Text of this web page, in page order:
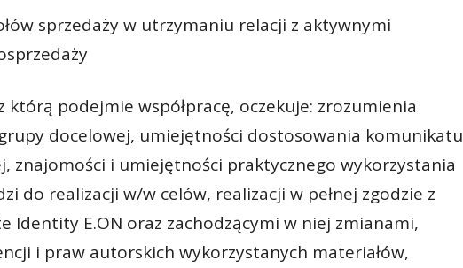
sprzedaży w utrzymaniu relacji z aktywnymi
którą podejmie współpracę, oczekuje: zrozumienia
docelowej, umiejętności dostosowania komunikatu
znajomości i umiejętności praktycznego wykorzystania
do realizacji w/w celów, realizacji w pełnej zgodzie z
Identity E.ON oraz zachodzącymi w niej zmianami,
i praw autorskich wykorzystanych materiałów,